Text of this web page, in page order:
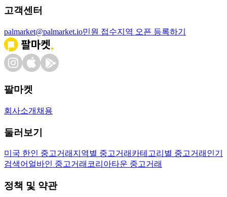
고객센터
palmarket@palmarket.io민원 접수지역 오픈 등록하기
팔마켓
회사소개 채용
둘러보기
미국 한인 중고거래 지역별 중고거래 카테고리별 중고거래 인기
검색어 얼바인 중고거래 코리아타운 중고거래
정책 및 약관